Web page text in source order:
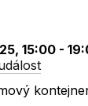
15:00 -